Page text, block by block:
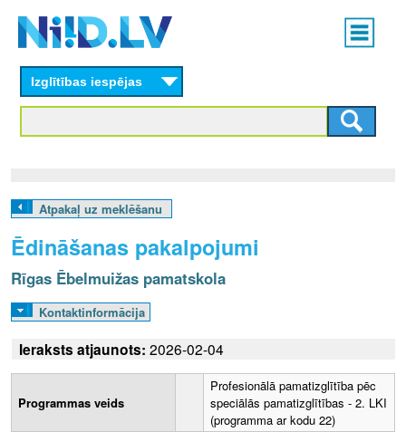
content
Main
menu
L
V
Izglītības iespējas
Atpakaļ uz meklēšanu
Ēdināšanas pakalpojumi
Rīgas Ēbelmuižas pamatskola
Kontaktinformācija
Ieraksts atjaunots: 2026-02-04
Programmas veids
Profesionālā pamatizglītība pēc
speciālās pamatizglītības - 2. LKI
(programma ar kodu 22)